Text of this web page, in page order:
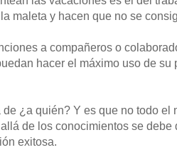
maleta y hacen que no se
a compañeros o
hacer el máximo uso de
¿a quién? Y es que no todo el
de los conocimientos se
exitosa.